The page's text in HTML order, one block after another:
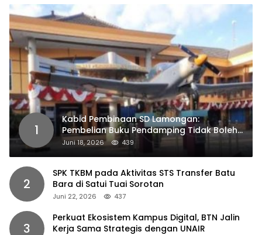
1
Kabid Pembinaan SD Lamongan:
Pembelian Buku Pendamping Tidak Boleh
Dipaksakan
Juni 18, 2026 439
2
SPK TKBM pada Aktivitas STS Transfer Batu
Bara di Satui Tuai Sorotan
Juni 22, 2026 437
3
Perkuat Ekosistem Kampus Digital, BTN Jalin
Kerja Sama Strategis dengan UNAIR